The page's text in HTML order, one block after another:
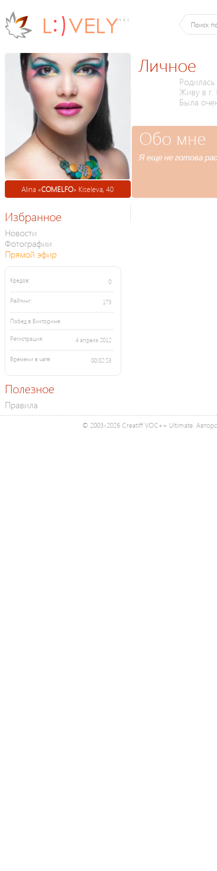
Alina «COMELFO» Kiseleva, 40
Личное
Живу в г.
Была
Обо мне
Я еще не готова
Избранное
Новости
Фотографии
Прямой эфир
Кредов: 0
Рейтинг: 173
Побед в Викторине:
Регистрация: 4 апреля 2012
Времени в чате: 00:02:53
Полезное
Правила
© 2003-2026 Creatiff VOC++ Ultimate.